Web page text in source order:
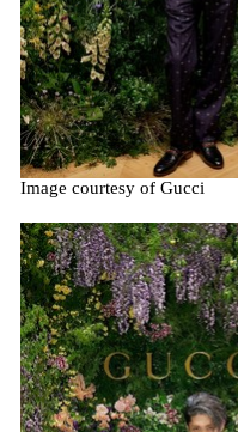
Image courtesy of Gucci